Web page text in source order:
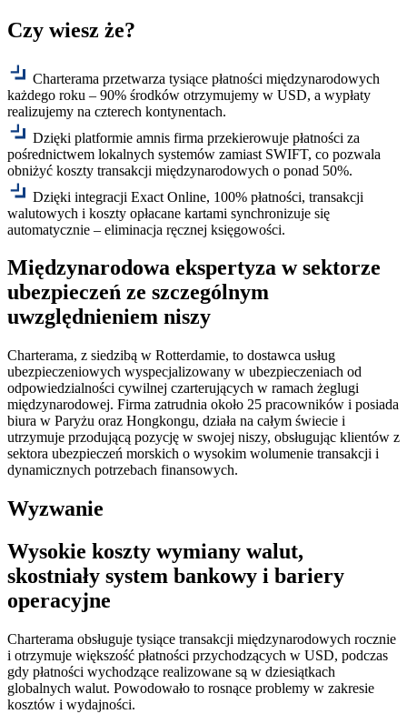
Czy wiesz że?
Charterama przetwarza tysiące płatności międzynarodowych
każdego roku – 90% środków otrzymujemy w USD, a wypłaty
realizujemy na czterech kontynentach.
Dzięki platformie amnis firma przekierowuje płatności za
pośrednictwem lokalnych systemów zamiast SWIFT, co pozwala
obniżyć koszty transakcji międzynarodowych o ponad 50%.
Dzięki integracji Exact Online, 100% płatności, transakcji
walutowych i koszty opłacane kartami synchronizuje się
automatycznie – eliminacja ręcznej księgowości.
Międzynarodowa ekspertyza w sektorze
ubezpieczeń ze szczególnym
uwzględnieniem niszy
Charterama, z siedzibą w Rotterdamie, to dostawca usług
ubezpieczeniowych wyspecjalizowany w ubezpieczeniach od
odpowiedzialności cywilnej czarterujących w ramach żeglugi
międzynarodowej. Firma zatrudnia około 25 pracowników i posiada
biura w Paryżu oraz Hongkongu, działa na całym świecie i
utrzymuje przodującą pozycję w swojej niszy, obsługując klientów z
sektora ubezpieczeń morskich o wysokim wolumenie transakcji i
dynamicznych potrzebach finansowych.
Wyzwanie
Wysokie koszty wymiany walut,
skostniały system bankowy i bariery
operacyjne
Charterama obsługuje tysiące transakcji międzynarodowych rocznie
i otrzymuje większość płatności przychodzących w USD, podczas
gdy płatności wychodzące realizowane są w dziesiątkach
globalnych walut. Powodowało to rosnące problemy w zakresie
kosztów i wydajności.